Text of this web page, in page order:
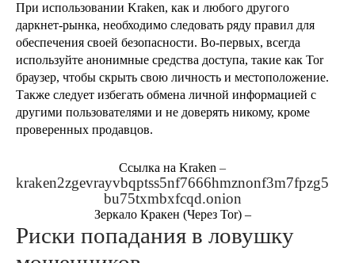
При использовании Kraken, как и любого другого
даркнет-рынка, необходимо следовать ряду правил для
обеспечения своей безопасности. Во-первых, всегда
используйте анонимные средства доступа, такие как Tor
браузер, чтобы скрыть свою личность и местоположение.
Также следует избегать обмена личной информацией с
другими пользователями и не доверять никому, кроме
проверенных продавцов.
Cсылка на Kraken –
kraken2zgevrayvbqptss5nf7666hmznonf3m7fpzg5
bu75txmbxfcqd.onion
Зеркало Кракен (Через Tor) –
Риски попадания в ловушку